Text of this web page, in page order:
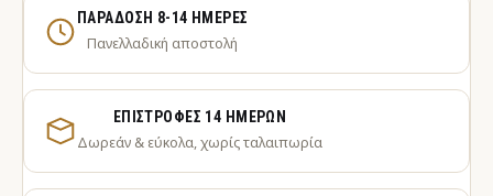
ΠΑΡΆΔΟΣΗ 8-14 ΗΜΈΡΕΣ
Πανελλαδική αποστολή
ΕΠΙΣΤΡΟΦΈΣ 14 ΗΜΕΡΏΝ
Δωρεάν & εύκολα, χωρίς ταλαιπωρία